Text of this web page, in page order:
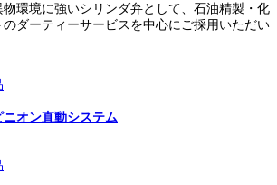
物環境に強いシリンダ弁として、石油精製・化
ダーティーサービスを中心にご採用いただい
ニオン直動システム